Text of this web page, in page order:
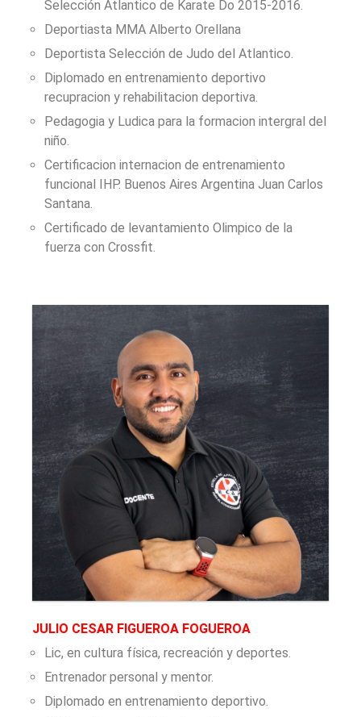
Selección Atlantico de Karate Do 2015-2016.
Deportiasta MMA Alberto Orellana
Deportista Selección de Judo del Atlantico.
Diplomado en entrenamiento deportivo
recupracion y rehabilitacion deportiva.
Pedagogia y Ludica para la formacion intergral del
niño.
Certificacion internacion de entrenamiento
funcional IHP. Buenos Aires Argentina Juan Carlos
Santana.
Certificado de levantamiento Olimpico de la
fuerza con Crossfit.
JULIO CESAR FIGUEROA FOGUEROA
Lic, en cultura física, recreación y deportes.
Entrenador personal y mentor.
Diplomado en entrenamiento deportivo.